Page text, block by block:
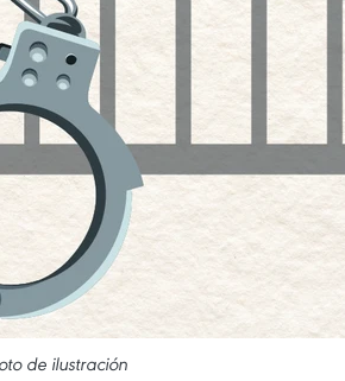
de ilustración